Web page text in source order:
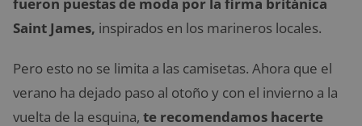
fueron puestas de moda por la firma británica
Saint James, inspirados en los marineros locales.
Pero esto no se limita a las camisetas. Ahora que el
verano ha dejado paso al otoño y con el invierno a la
vuelta de la esquina, te recomendamos hacerte